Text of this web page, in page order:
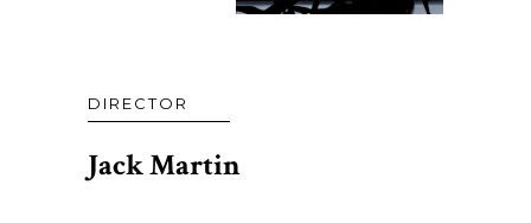
DIRECTOR
Jack Martin